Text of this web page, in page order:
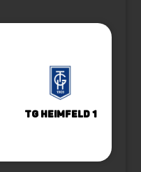
TG Heimfeld 1